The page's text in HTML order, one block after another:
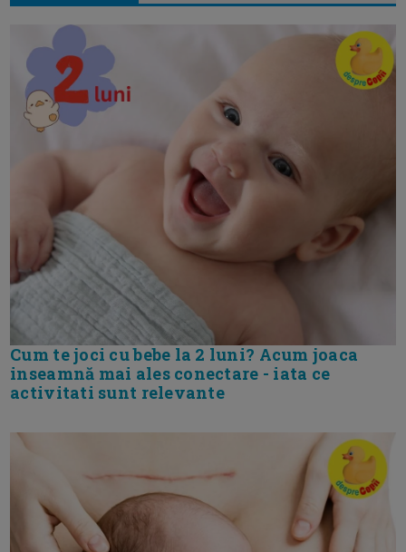
Cum te joci cu bebe la 2 luni? Acum joaca
inseamnă mai ales conectare - iata ce
activitati sunt relevante